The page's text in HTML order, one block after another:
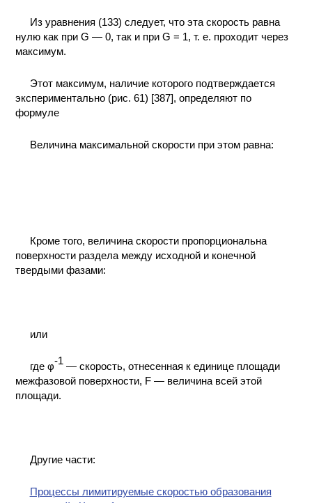
Из уравнения (133) следует, что эта скорость равна
нулю как при G — 0, так и при G = 1, т. е. проходит через
максимум.
Этот максимум, наличие которого подтверждается
экспериментально (рис. 61) [387], определяют по
формуле
Величина максимальной скорости при этом равна:
Кроме того, величина скорости пропорциональна
поверхности раздела между исходной и конечной
твердыми фазами:
или
где φ-1— скорость, отнесенная к единице площади
межфазовой поверхности, F — величина всей этой
площади.
Другие части:
Процессы лимитируемые скоростью образования